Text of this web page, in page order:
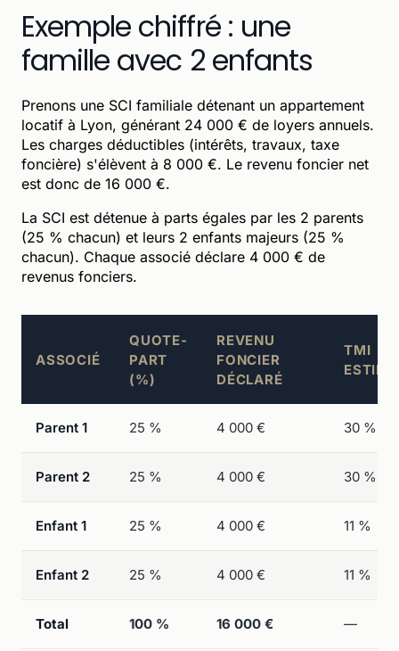
Exemple chiffré : une
famille avec 2 enfants
Prenons une SCI familiale détenant un appartement
locatif à Lyon, générant 24 000 € de loyers annuels.
Les charges déductibles (intérêts, travaux, taxe
foncière) s'élèvent à 8 000 €. Le revenu foncier net
est donc de 16 000 €.
La SCI est détenue à parts égales par les 2 parents
(25 % chacun) et leurs 2 enfants majeurs (25 %
chacun). Chaque associé déclare 4 000 € de
revenus fonciers.
ASSOCIÉ
QUOTE-
PART
(%)
REVENU
FONCIER
DÉCLARÉ
TMI
ESTIMÉ
Parent 1 25 % 4 000 € 30 %
Parent 2 25 % 4 000 € 30 %
Enfant 1 25 % 4 000 € 11 %
Enfant 2 25 % 4 000 € 11 %
Total 100 % 16 000 € —